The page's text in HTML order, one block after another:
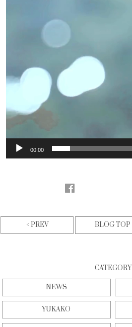
00:00
< PREV BLOG TOP
CATEGORY
NEWS
YUKAKO